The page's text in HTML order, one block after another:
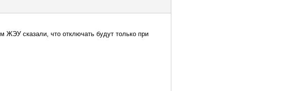
ЖЭУ сказали, что отключать будут только при